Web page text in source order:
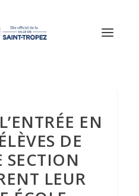
EN
DE
SECTION
LEUR